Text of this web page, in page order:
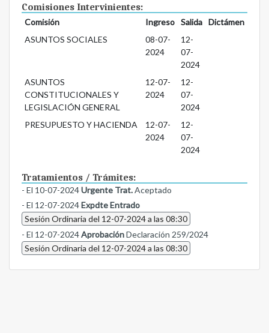
Comisiones Intervinientes:
Comisión Ingreso Salida
Dictámen
ASUNTOS SOCIALES
08-07-
2024
12-
07-
2024
ASUNTOS
CONSTITUCIONALES Y
LEGISLACIÓN GENERAL
12-07-
2024
12-
07-
2024
PRESUPUESTO Y HACIENDA
12-07-
2024
12-
07-
2024
Tratamientos / Trámites:
- El 10-07-2024Urgente Trat.Aceptado
- El 12-07-2024Expdte Entrado
Sesión Ordinaria del 12-07-2024 a las 08:30
- El 12-07-2024AprobaciónDeclaración 259/2024
Sesión Ordinaria del 12-07-2024 a las 08:30